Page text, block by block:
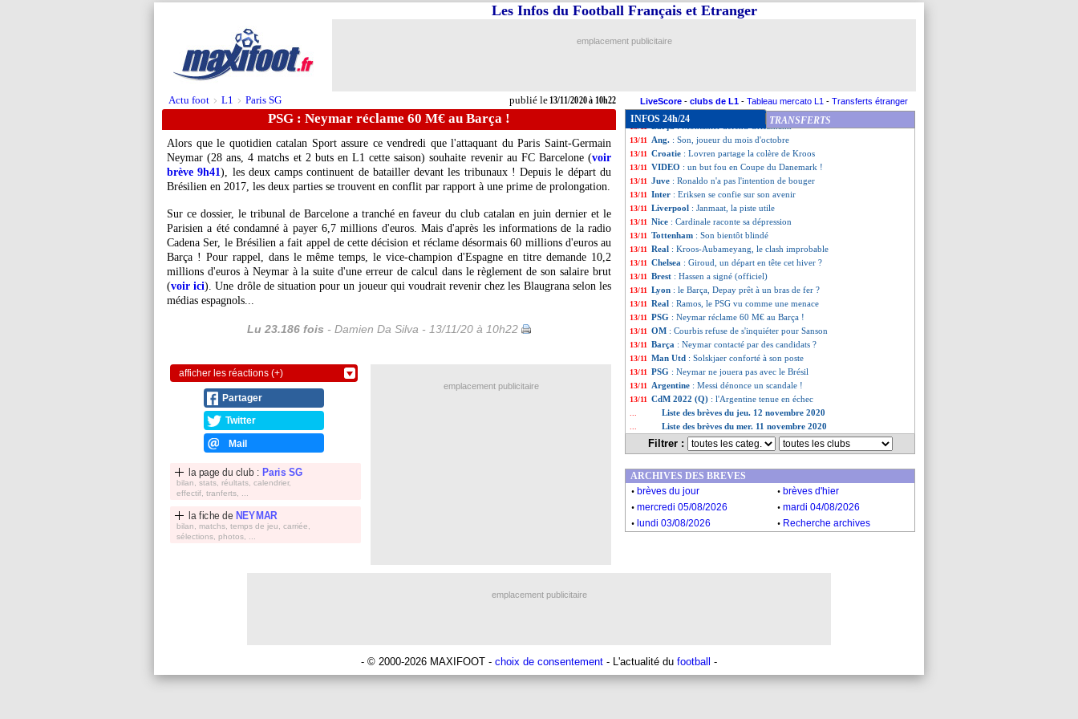
Actu foot > L1 > Paris SG publié le13/11/2020 à 10h22
Les Infos du Football Français et Etranger
emplacement publicitaire
LiveScore - clubs de L1 - Tableau mercato L1 - Transferts étranger
PSG : Neymar réclame 60 M€ au Barça !
Alors que le quotidien catalan Sport assure ce vendredi que l'attaquant du Paris Saint-Germain
Neymar (28 ans, 4 matchs et 2 buts en L1 cette saison) souhaite revenir au FC Barcelone (voir
brève 9h41), les deux camps continuent de batailler devant les tribunaux ! Depuis le départ du
Brésilien en 2017, les deux parties se trouvent en conflit par rapport à une prime de prolongation.
Sur ce dossier, le tribunal de Barcelone a tranché en faveur du club catalan en juin dernier et le
Parisien a été condamné à payer 6,7 millions d'euros. Mais d'après les informations de la radio
Cadena Ser, le Brésilien a fait appel de cette décision et réclame désormais 60 millions d'euros au
Barça ! Pour rappel, dans le même temps, le vice-champion d'Espagne en titre demande 10,2
millions d'euros à Neymar à la suite d'une erreur de calcul dans le règlement de son salaire brut
(voir ici). Une drôle de situation pour un joueur qui voudrait revenir chez les Blaugrana selon les
médias espagnols...
Lu 23.186 fois - Damien Da Silva - 13/11/20 à 10h22
afficher les réactions (+)
Partager
Twitter
Mail
la page du club : Paris SG
bilan, stats, réultats, calendrier,
effectif, tranferts, ...
la fiche de NEYMAR
bilan, matchs, temps de jeu, carriée,
sélections, photos, ...
INFOS 24h/24 TRANSFERTS
13/11 Arsenal: le Milan pense aussi à Saliba
13/11 Portugal: la France, Santos prépare une finale
13/11 Egypte
13/11 Real: Bale, un futur possible à Madrid ?
13/11 Salzbourg: Szoboszlai surveillé par le Real
: Montanier défend Griezmann
13/11 Ang. : Son, joueur du mois d'octobre
13/11 Croatie : Lovren partage la colère de Kroos
13/11 VIDEO : un but fou en Coupe du Danemark !
13/11 Juve : Ronaldo n'a pas l'intention de bouger
13/11 Inter : Eriksen se confie sur son avenir
13/11 Liverpool : Janmaat, la piste utile
13/11 Nice : Cardinale raconte sa dépression
13/11 Tottenham : Son bientôt blindé
13/11 Real : Kroos-Aubameyang, le clash improbable
13/11 Chelsea : Giroud, un départ en tête cet hiver ?
13/11 Brest : Hassen a signé (officiel)
13/11 Lyon : le Barça, Depay prêt à un bras de fer ?
13/11 Real : Ramos, le PSG vu comme une menace
13/11 PSG : Neymar réclame 60 M€ au Barça !
13/11 OM : Courbis refuse de s'inquiéter pour Sanson
13/11 Barça : Neymar contacté par des candidats ?
13/11 Man Utd : Solskjaer conforté à son poste
13/11 PSG : Neymar ne jouera pas avec le Brésil
13/11 Argentine : Messi dénonce un scandale !
13/11 CdM 2022 (Q) : l'Argentine tenue en échec
Liste des brèves du jeu. 12 novembre 2020
Liste des brèves du mer. 11 novembre 2020
Filtrer :
emplacement publicitaire
ARCHIVES DES BREVES
. brèves du jour . brèves d'hier
. mercredi 05/08/2026 . mardi 04/08/2026
. lundi 03/08/2026 . Recherche archives
emplacement publicitaire
- © 2000-2026 MAXIFOOT - choix de consentement - L'actualité du football -